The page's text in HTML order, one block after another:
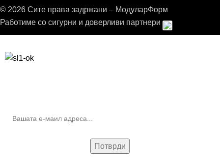
© 2026 Сите права задржани – МодуларФорм
Работиме со сигурни и доверливи партнери